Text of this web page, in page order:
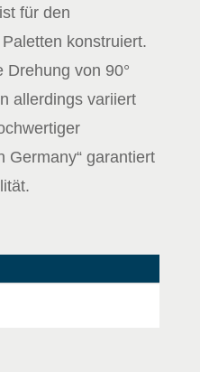
für den
konstruiert.
Drehung von 90°
allerdings variiert
Germany“ garantiert